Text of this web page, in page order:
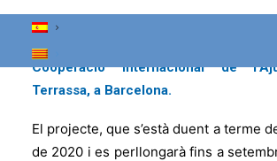
Senegal, contrapart local, i que
Cooperació Internacional de
Terrassa, a Barcelona.
El projecte, que s’està duent a terme
de 2020 i es perllongarà fins a